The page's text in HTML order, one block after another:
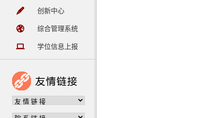
创新中心
综合管理系统
学位信息上报